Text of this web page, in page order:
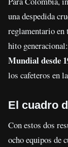
una despedida
reglamentario en
hito generacional:
Mundial desde
los cafeteros en
El cuadro
Con estos dos
ocho equipos de